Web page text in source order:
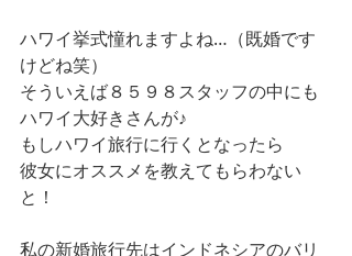
ハワイ挙式憧れますよね…（既婚です
けどね笑）
そういえば８５９８スタッフの中にも
ハワイ大好きさんが♪
もしハワイ旅行に行くとなったら
彼女にオススメを教えてもらわない
と！
私の新婚旅行先はインドネシアのバリ